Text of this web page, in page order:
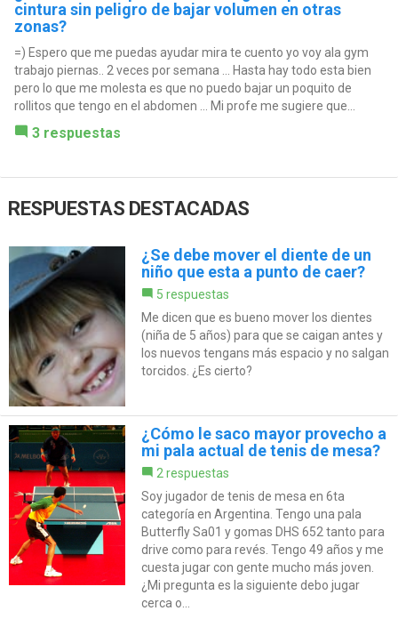
cintura sin peligro de bajar volumen en otras
zonas?
=) Espero que me puedas ayudar mira te cuento yo voy ala gym
trabajo piernas.. 2 veces por semana ... Hasta hay todo esta bien
pero lo que me molesta es que no puedo bajar un poquito de
rollitos que tengo en el abdomen ... Mi profe me sugiere que...
3 respuestas
RESPUESTAS DESTACADAS
¿Se debe mover el diente de un
niño que esta a punto de caer?
5 respuestas
Me dicen que es bueno mover los dientes
(niña de 5 años) para que se caigan antes y
los nuevos tengans más espacio y no salgan
torcidos. ¿Es cierto?
¿Cómo le saco mayor provecho a
mi pala actual de tenis de mesa?
2 respuestas
Soy jugador de tenis de mesa en 6ta
categoría en Argentina. Tengo una pala
Butterfly Sa01 y gomas DHS 652 tanto para
drive como para revés. Tengo 49 años y me
cuesta jugar con gente mucho más joven.
¿Mi pregunta es la siguiente debo jugar
cerca o...